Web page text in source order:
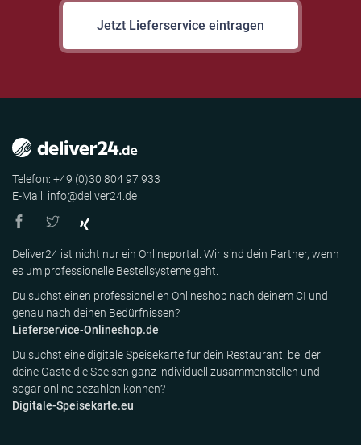
Jetzt Lieferservice eintragen
Telefon: +49 (0)30 804 97 933
E-Mail: info@deliver24.de
Deliver24 ist nicht nur ein Onlineportal. Wir sind dein Partner, wenn
es um professionelle Bestellsysteme geht.
Du suchst einen professionellen Onlineshop nach deinem CI und
genau nach deinen Bedürfnissen?
Lieferservice-Onlineshop.de
Du suchst eine digitale Speisekarte für dein Restaurant, bei der
deine Gäste die Speisen ganz individuell zusammenstellen und
sogar online bezahlen können?
Digitale-Speisekarte.eu